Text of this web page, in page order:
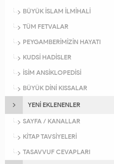
BÜYÜK İSLAM İLMİHALİ
TÜM FETVALAR
PEYGAMBERİMİZİN HAYATI
KUDSİ HADİSLER
İSİM ANSİKLOPEDİSİ
BÜYÜK DİNİ KISSALAR
YENİ EKLENENLER
SAYFA / KANALLAR
KİTAP TAVSİYELERİ
TASAVVUF CEVAPLARI